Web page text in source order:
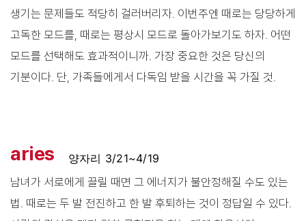
생기는 문제들도 적당히 걸러버리자. 이번주엔 때로는 당당하게
고독한 모드를, 때로는 평상시 모드로 돌아가보기도 하자. 어떤
모드를 선택해도 효과적이니까. 가장 중요한 것은 당신의
기분이다. 단, 가족들에게서 다독임 받을 시간을 꼭 가질 것.
aries
양자리 3/21~4/19
남녀가 서로에게 끌릴 때면 그 에너지가 불안정해질 수도 있는
법. 때로는 두 발 전진하고 한 발 후퇴하는 것이 정답일 수 있다.